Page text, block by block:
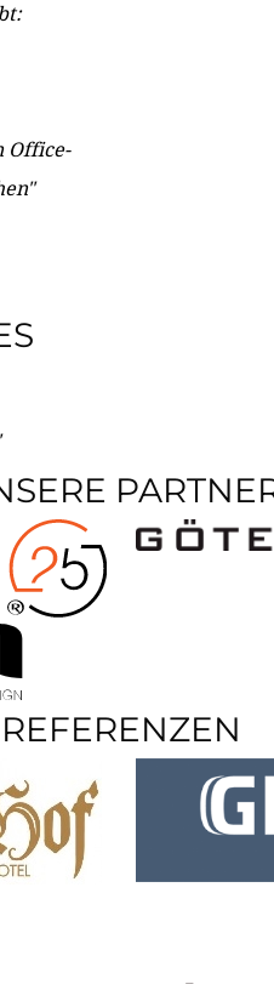
Office-
REFERENZEN